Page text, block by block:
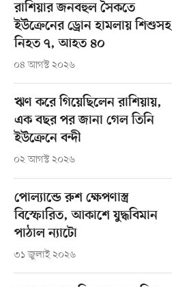
রাশিয়ার জনবহুল সৈকতে
ইউক্রেনের ড্রোন হামলায় শিশুসহ
নিহত ৭, আহত ৪০
০৪ আগস্ট ২০২৬
ঋণ করে গিয়েছিলেন রাশিয়ায়,
এক বছর পর জানা গেল তিনি
ইউক্রেনে বন্দী
০২ আগস্ট ২০২৬
পোল্যান্ডে রুশ ক্ষেপণাস্ত্র
বিস্ফোরিত, আকাশে যুদ্ধবিমান
পাঠাল ন্যাটো
৩১ জুলাই ২০২৬